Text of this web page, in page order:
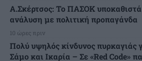
Α.Σκέρτσος: Το ΠΑΣΟΚ υποκαθιστά
ανάλυση με πολιτική προπαγάνδα
10 ώρες πριν
Πολύ υψηλός κίνδυνος πυρκαγιάς
Σάμο και Ικαρία – Σε «Red Code»